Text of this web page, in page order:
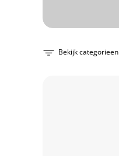
Bekijk categorieen